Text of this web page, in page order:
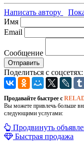
Написать автору
Имя
Email
Сообщение
Отправить
Поделиться с соцсетях:
Продавайте быстрее с
Вы можете привлечь больше
следующими услугами:
Продвинуть
Быстрая продажа